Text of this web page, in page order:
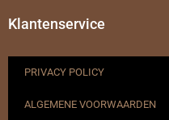
Klantenservice
PRIVACY POLICY
ALGEMENE VOORWAARDEN